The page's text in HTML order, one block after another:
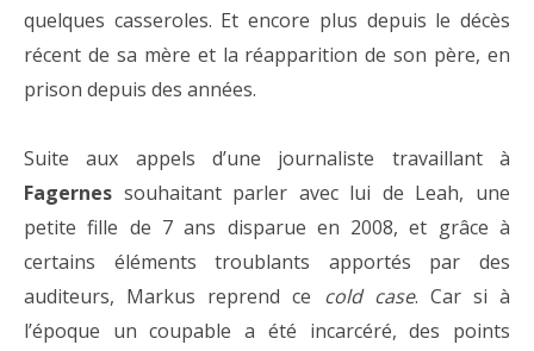
quelques casseroles. Et encore plus depuis le décès
récent de sa mère et la réapparition de son père, en
prison depuis des années.
Suite aux appels d’une journaliste travaillant à
Fagernes souhaitant parler avec lui de Leah, une
petite fille de 7 ans disparue en 2008, et grâce à
certains éléments troublants apportés par des
auditeurs, Markus reprend ce cold case. Car si à
l’époque un coupable a été incarcéré, des points